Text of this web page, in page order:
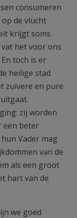
consumeren
de vlucht
krijgt soms
het voor ons
En toch is er
heilige stad
zuivere en pure
zij worden
een beter
Vader mag
van de
als een groot
hart van de
we goed